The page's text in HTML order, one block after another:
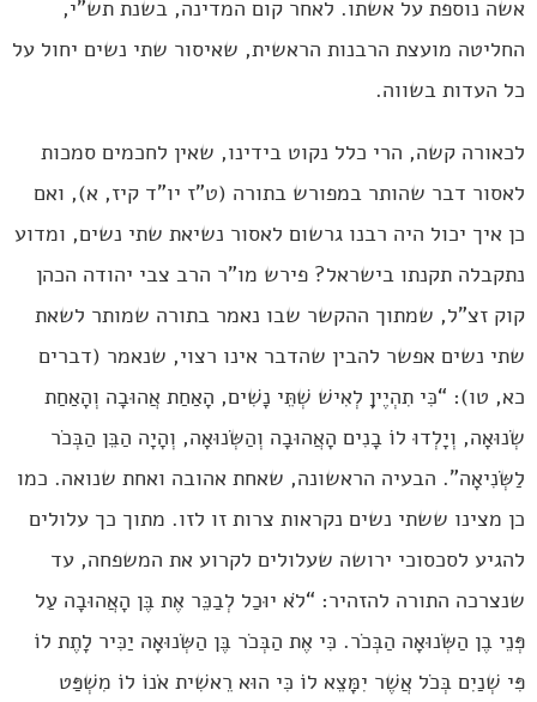
אשה נוספת על אשתו. לאחר קום המדינה, בשנת תש”י,
החליטה מועצת הרבנות הראשית, שאיסור שתי נשים יחול על
כל העדות בשווה.
לכאורה קשה, הרי כלל נקוט בידינו, שאין לחכמים סמכות
לאסור דבר שהותר במפורש בתורה (ט”ז יו”ד קיז, א), ואם
כן איך יכול היה רבנו גרשום לאסור נשיאת שתי נשים, ומדוע
נתקבלה תקנתו בישראל? פירש מו”ר הרב צבי יהודה הכהן
קוק זצ”ל, שמתוך ההקשר שבו נאמר בתורה שמותר לשאת
שתי נשים אפשר להבין שהדבר אינו רצוי, שנאמר (דברים
כא, טו): “כִּי תִהְיֶיןָ לְאִישׁ שְׁתֵּי נָשִׁים, הָאַחַת אֲהוּבָה וְהָאַחַת
שְׂנוּאָה, וְיָלְדוּ לוֹ בָנִים הָאֲהוּבָה וְהַשְּׂנוּאָה, וְהָיָה הַבֵּן הַבְּכֹר
לַשְּׂנִיאָה”. הבעיה הראשונה, שאחת אהובה ואחת שנואה. כמו
כן מצינו ששתי נשים נקראות צרות זו לזו. מתוך כך עלולים
להגיע לסכסוכי ירושה שעלולים לקרוע את המשפחה, עד
שנצרכה התורה להזהיר: “לֹא יוּכַל לְבַכֵּר אֶת בֶּן הָאֲהוּבָה עַל
פְּנֵי בֶן הַשְּׂנוּאָה הַבְּכֹר. כִּי אֶת הַבְּכֹר בֶּן הַשְּׂנוּאָה יַכִּיר לָתֶת לוֹ
פִּי שְׁנַיִם בְּכֹל אֲשֶׁר יִמָּצֵא לוֹ כִּי הוּא רֵאשִׁית אֹנוֹ לוֹ מִשְׁפַּט